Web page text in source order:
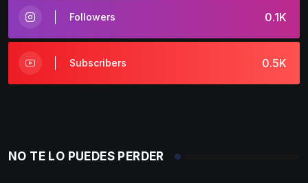
0.1K
Followers
0.5K
Subscribers
NO TE LO PUEDES PERDER